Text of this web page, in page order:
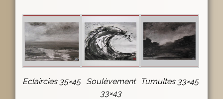
Eclaircies 35×45
Soulèvement
33×43
Tumultes 33×45